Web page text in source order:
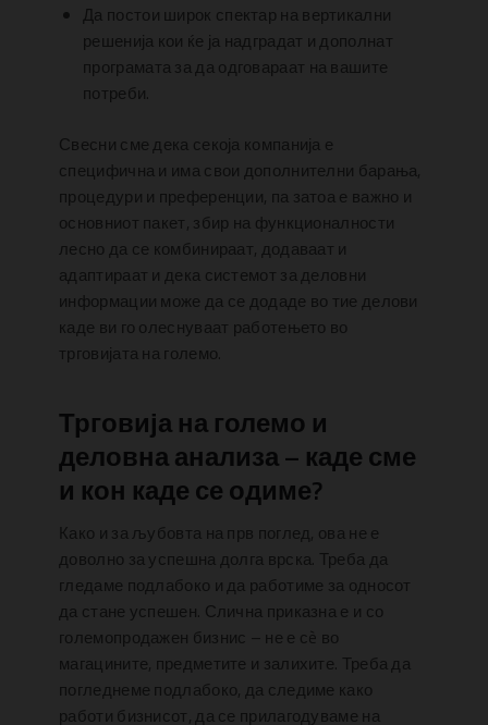
Да постои широк спектар на вертикални
решенија кои ќе ја надградат и дополнат
програмата за да одговараат на вашите
потреби.
Свесни сме дека секоја компанија е
специфична и има свои дополнителни барања,
процедури и преференции, па затоа е важно и
основниот пакет, збир на функционалности
лесно да се комбинираат, додаваат и
адаптираат и дека системот за деловни
информации може да се додаде во тие делови
каде ви го олеснуваат работењето во
трговијата на големо.
Трговија на големо и
деловна анализа – каде сме
и кон каде се одиме?
Како и за љубовта на прв поглед, ова не е
доволно за успешна долга врска. Треба да
гледаме подлабоко и да работиме за односот
да стане успешен. Слична приказна е и со
големопродажен бизнис – не е сè во
магацините, предметите и залихите. Треба да
погледнеме подлабоко, да следиме како
работи бизнисот, да се прилагодуваме на